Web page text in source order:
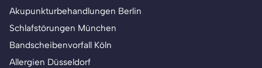
Akupunkturbehandlungen Berlin
Schlafstörungen München
Bandscheibenvorfall Köln
Allergien Düsseldorf